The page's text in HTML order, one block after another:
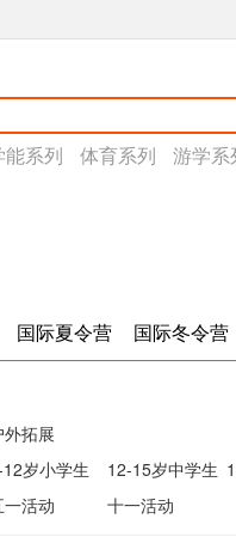
能系列 体育系列 游学系
国际夏令营 国际冬令营
外拓展
岁小学生 12-15岁中学生
一活动 十一活动